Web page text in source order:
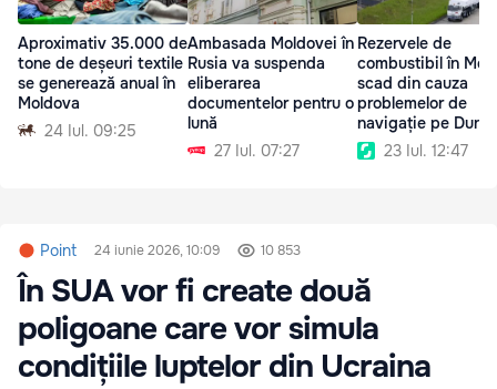
Aproximativ 35.000 de
tone de deșeuri textile
se generează anual în
Moldova
24 Iul. 09:25
Ambasada Moldovei în
Rusia va suspenda
eliberarea
documentelor pentru o
lună
27 Iul. 07:27
Rezervele de
combustibil în
scad din cauza
problemelor de
navigație pe
23 Iul. 12:47
Point 24 iunie 2026, 10:09 10 853
În SUA vor fi create două
poligoane care vor simula
condițiile luptelor din Ucraina